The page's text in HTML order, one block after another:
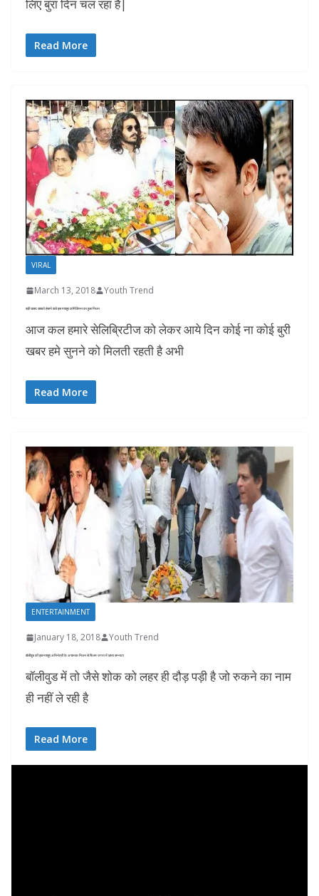
लिए बुरा दिन चल रहा हैं|
Read More
VIRAL
March 13, 2018 Youth Trend
बड़ी खबर: सबको हंसाने वाले इस मशहूर कॉमेडियन का हुआ निधन
आज कल हमारे सेलिब्रिटीज को लेकर आये दिन कोई ना कोई बुरी
खबर हमे सुनने को मिलती रहती है अभी
Read More
ENTERTAINMENT
January 18, 2018 Youth Trend
बॉलीवुड की इस मशहूर अभिनेत्री के अचानक निधन से फिल्‍म जगत में छाया सन्‍नाटा
बॉलीवुड में तो जैसे शोक को लहर ही दौड़ पड़ी है जो रुकने का नाम
ही नहीं ले रही है
Read More